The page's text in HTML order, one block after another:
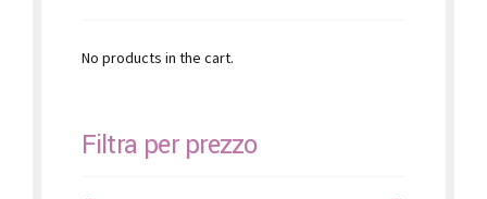
No products in the cart.
Filtra per prezzo